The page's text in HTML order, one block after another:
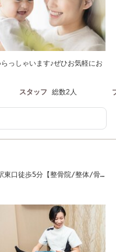
っしゃいます♪ぜひお気軽にお
スタッフ 総数2人
東口徒歩5分【整骨院/整体/骨